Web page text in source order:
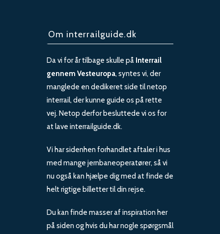
Om interrailguide.dk
Da vi for år tilbage skulle på Interrail
gennem Vesteuropa, syntes vi, der
manglede en dedikeret side til netop
interrail, der kunne guide os på rette
vej. Netop derfor besluttede vi os for
at lave interrailguide.dk.
Vi har sidenhen forhandlet aftaler i hus
med mange jernbaneoperatører, så vi
nu også kan hjælpe dig med at finde de
helt rigtige billetter til din rejse.
Du kan finde masser af inspiration her
på siden og hvis du har nogle spørgsmål